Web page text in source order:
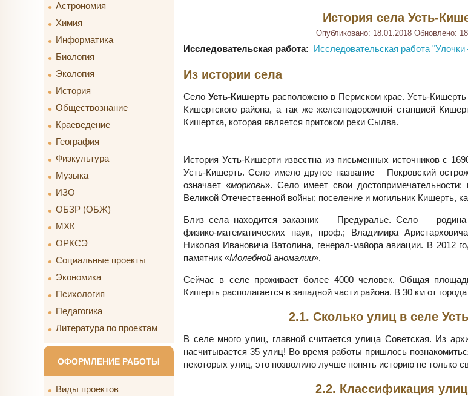
Астрономия
Химия
Информатика
Биология
Экология
История
Обществознание
Краеведение
География
Физкультура
Музыка
ИЗО
ОБЗР (ОБЖ)
МХК
ОРКСЭ
Социальные проекты
Экономика
Психология
Педагогика
Литература по проектам
ОФОРМЛЕНИЕ РАБОТЫ
Виды проектов
История села Усть-
Опубликовано: 18.01.2018 Обновлено:
Исследовательская работа: Исследовательская работа
Из истории села
Село Усть-Кишертьрасположено в Пермском крае. Усть-
Кишертского района, а так же железнодорожной станцией
Кишертка, которая является притоком реки Сылва.
История Усть-Кишерти известна из письменных источников с
Усть-Кишерть. Село имело другое название – Покровский
означает «морковь». Село имеет свои
Великой Отечественной войны; поселение и могильник Кишерть,
Близ села находится заказник — Предуралье. Село —
физико-математических наук, проф.; Владимира
Николая Ивановича Ватолина, генерал-майора авиации. В 2012
памятник «Молебной аномалии».
Сейчас в селе проживает более 4000 человек. Общая
Кишерть располагается в западной части района. В 30 км от
2.1. Сколько улиц в селе
В селе много улиц, главной считается улица Советская. Из
насчитывается 35 улиц! Во время работы пришлось
некоторых улиц, это позволило лучше понять историю не только
2.2. Классификация